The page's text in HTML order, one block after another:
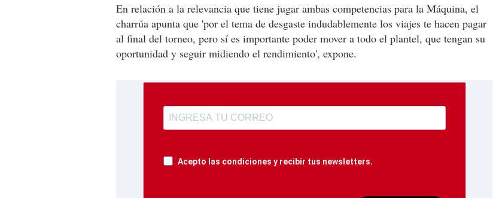
En relación a la relevancia que tiene jugar ambas competencias para la Máquina, el
charrúa apunta que 'por el tema de desgaste indudablemente los viajes te hacen pagar
al final del torneo, pero sí es importante poder mover a todo el plantel, que tengan su
oportunidad y seguir midiendo el rendimiento', expone.
Acepto las condiciones y recibir tus newsletters.